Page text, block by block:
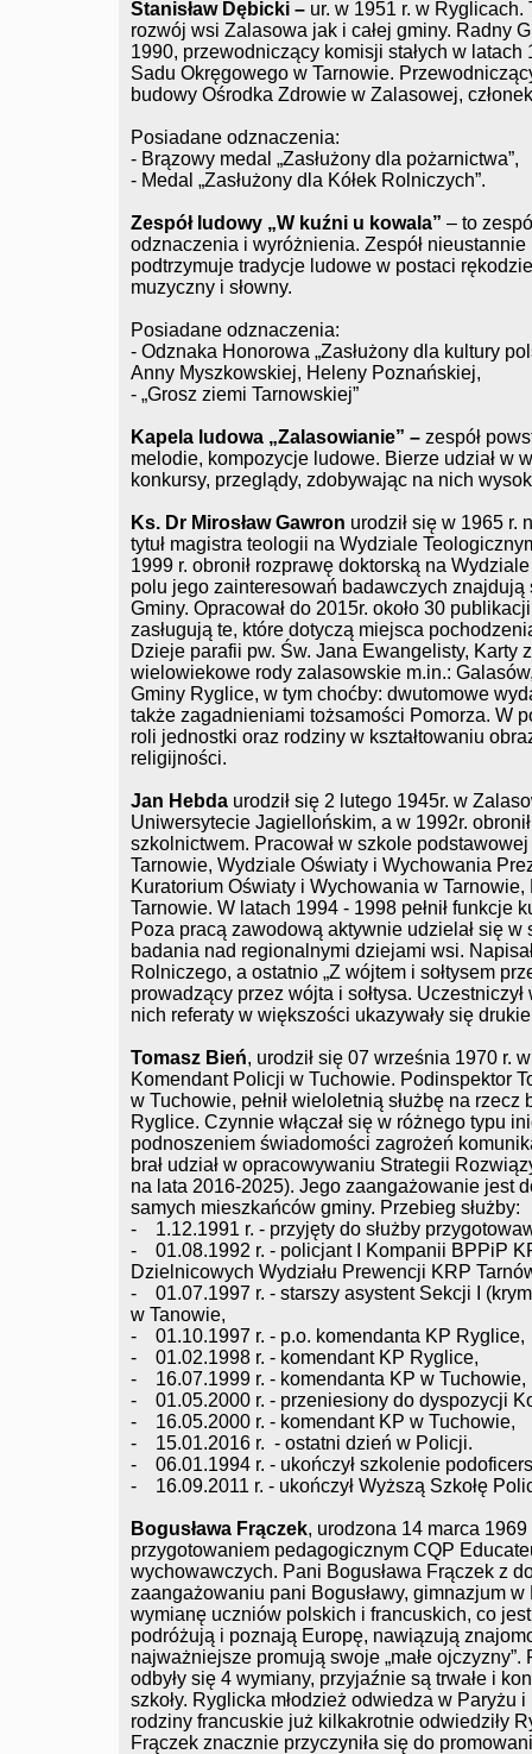
Stanisław Dębicki – ur. w 1951 r. w
rozwój wsi Zalasowa jak i całej gminy. Radny
1990, przewodniczący komisji stałych w
Sadu Okręgowego w Tarnowie.
budowy Ośrodka Zdrowie w Zalasowej,
Posiadane odznaczenia:
- Brązowy medal „Zasłużony dla pożarnictwa”,
- Medal „Zasłużony dla Kółek Rolniczych”.
Zespół ludowy „W kuźni u kowala” – to
odznaczenia i wyróżnienia. Zespół
podtrzymuje tradycje ludowe w postaci
muzyczny i słowny.
Posiadane odznaczenia:
- Odznaka Honorowa „Zasłużony dla kultury
Anny Myszkowskiej, Heleny Poznańskiej,
- „Grosz ziemi Tarnowskiej”
Kapela ludowa „Zalasowianie” – zespół
melodie, kompozycje ludowe. Bierze udział w
konkursy, przeglądy, zdobywając na nich
Ks. Dr Mirosław Gawron urodził się w 1965 r.
tytuł magistra teologii na Wydziale
1999 r. obronił rozprawę doktorską na
polu jego zainteresowań badawczych
Gminy. Opracował do 2015r. około 30
zasługują te, które dotyczą miejsca
Dzieje parafii pw. Św. Jana Ewangelisty,
wielowiekowe rody zalasowskie m.in.:
Gminy Ryglice, w tym choćby: dwutomowe
także zagadnieniami tożsamości Pomorza. W
roli jednostki oraz rodziny w kształtowaniu
religijności.
Jan Hebda urodził się 2 lutego 1945r. w
Uniwersytecie Jagiellońskim, a w 1992r.
szkolnictwem. Pracował w szkole
Tarnowie, Wydziale Oświaty i Wychowania
Kuratorium Oświaty i Wychowania w
Tarnowie. W latach 1994 - 1998 pełnił funkcje
Poza pracą zawodową aktywnie udzielał się
badania nad regionalnymi dziejami wsi.
Rolniczego, a ostatnio „Z wójtem i sołtysem
prowadzący przez wójta i sołtysa.
nich referaty w większości ukazywały się
Tomasz Bień, urodził się 07 września 1970 r.
Komendant Policji w Tuchowie. Podinspektor
w Tuchowie, pełnił wieloletnią służbę na
Ryglice. Czynnie włączał się w różnego typu
podnoszeniem świadomości zagrożeń
brał udział w opracowywaniu Strategii
na lata 2016-2025). Jego zaangażowanie jest
samych mieszkańców gminy. Przebieg służby:
- 1.12.1991 r. - przyjęty do służby
- 01.08.1992 r. - policjant I Kompanii BPPiP
Dzielnicowych Wydziału Prewencji KRP
- 01.07.1997 r. - starszy asystent Sekcji I
w Tanowie,
- 01.10.1997 r. - p.o. komendanta KP Ryglice,
- 01.02.1998 r. - komendant KP Ryglice,
- 16.07.1999 r. - komendanta KP w Tuchowie,
- 01.05.2000 r. - przeniesiony do dyspozycji
- 16.05.2000 r. - komendant KP w Tuchowie,
- 15.01.2016 r. - ostatni dzień w Policji.
- 06.01.1994 r. - ukończył szkolenie
- 16.09.2011 r. - ukończył Wyższą Szkołę
Bogusława Frączek, urodzona 14 marca
przygotowaniem pedagogicznym CQP
wychowawczych. Pani Bogusława Frączek z
zaangażowaniu pani Bogusławy, gimnazjum
wymianę uczniów polskich i francuskich, co
podróżują i poznają Europę, nawiązują
najważniejsze promują swoje „małe
odbyły się 4 wymiany, przyjaźnie są trwałe i
szkoły. Ryglicka młodzież odwiedza w Paryżu
rodziny francuskie już kilkakrotnie odwiedziły
Frączek znacznie przyczyniła się do